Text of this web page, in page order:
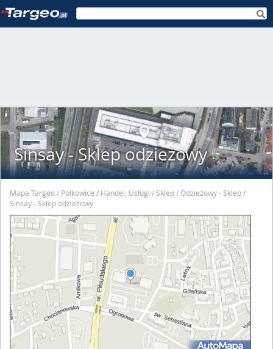
Sinsay - Sklep odzieżowy
Mapa Targeo Polkowice Handel, Usługi Sklep
Odzieżowy - Sklep
Sinsay - Sklep odzieżowy